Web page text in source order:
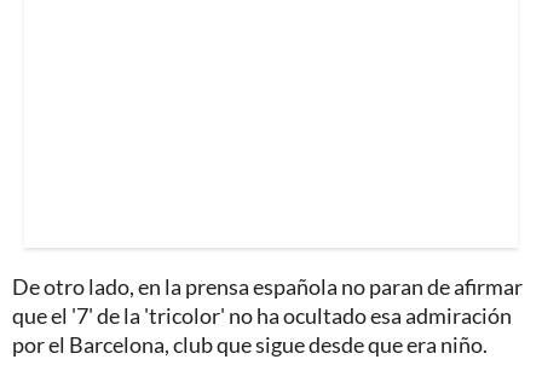
De otro lado, en la prensa española no paran de afirmar
que el '7' de la 'tricolor' no ha ocultado esa admiración
por el Barcelona, club que sigue desde que era niño.